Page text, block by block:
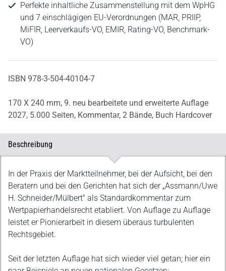
Perfekte inhaltliche Zusammenstellung mit dem WpHG
und 7 einschlägigen EU-Verordnungen (MAR, PRIIP,
MiFIR, Leerverkaufs-VO, EMIR, Rating-VO, Benchmark-
VO)
ISBN 978-3-504-40104-7
170 X 240 mm, 9. neu bearbeitete und erweiterte Auflage
2027, 5.000 Seiten, Kommentar, 2 Bände, Buch Hardcover
Beschreibung
Beschreibung
In der Praxis der Marktteilnehmer, bei der Aufsicht, bei den
Beratern und bei den Gerichten hat sich der „Assmann/Uwe
H. Schneider/Mülbert" als Standardkommentar zum
Wertpapierhandelsrecht etabliert. Von Auflage zu Auflage
leistet er Pionierarbeit in diesem überaus turbulenten
Rechtsgebiet.
Seit der letzten Auflage hat sich wieder viel getan; hier ein